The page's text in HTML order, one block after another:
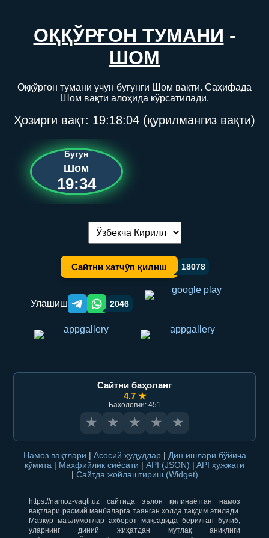
ОҚҚЎРҒОН ТУМАНИ -
ШОМ
Оққўрғон тумани учун бугунги Шом вақти. Саҳифада
Шом вақти алоҳида кўрсатилади.
Ҳозирги вақт: 19:18:04 (қурилмангиз вақти)
Бугун
Шом
19:34
Тилни алмаштириш:
Сайтни хатчўп қилиш 18078
Улашиш Telegram orqali ulashish
WhatsApp orqali ulashish
2046
Сайтни баҳоланг
4.7 ★
Баҳоловчи: 451
★ ★ ★ ★ ★
Намоз вақтлари | Асосий ҳудудлар | Дин ишлари бўйича
қўмита | Махфийлик сиёсати | API (JSON) | API ҳужжати
| Сайтда жойлаштириш (Widget)
https://namoz-vaqti.uz сайтида эълон қилинаётган намоз
вақтлари расмий манбаларга таянган ҳолда тақдим этилади.
Мазкур маълумотлар ахборот мақсадида берилган бўлиб,
уларнинг диний жиҳатдан мутлақ аниқлиги